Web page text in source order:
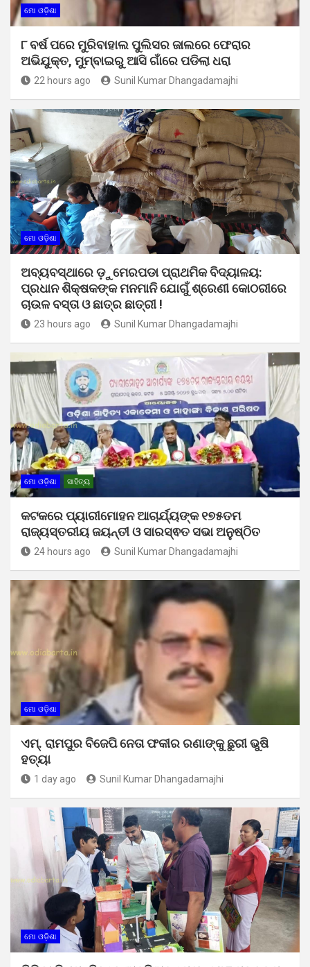
ମୋ ଓଡ଼ିଶା
୮ ବର୍ଷ ପରେ ମୁରିବାହାଲ ପୁଲିସର ଜାଲରେ ଫେରାର
ଅଭିଯୁକ୍ତ, ମୁମ୍ବାଇରୁ ଆସି ଗାଁରେ ପଡିଲା ଧରା
22 hours ago Sunil Kumar Dhangadamajhi
ମୋ ଓଡ଼ିଶା
ଅବ୍ୟବସ୍ଥାରେ ଡ଼ୁମେରପଡା ପ୍ରାଥମିକ ବିଦ୍ୟାଳୟ:
ପ୍ରଧାନ ଶିକ୍ଷକଙ୍କ ମନମାନି ଯୋଗୁଁ ଶ୍ରେଣୀ କୋଠରୀରେ
ଚାଉଳ ବସ୍ତା ଓ ଛାତ୍ର ଛାତ୍ରୀ !
23 hours ago Sunil Kumar Dhangadamajhi
ମୋ ଓଡ଼ିଶା ସାହିତ୍ୟ
କଟକରେ ପ୍ୟାରୀମୋହନ ଆଚାର୍ଯ୍ୟଙ୍କ ୧୭୫ତମ
ରାଜ୍ୟସ୍ତରୀୟ ଜୟନ୍ତୀ ଓ ସାରସ୍ଵତ ସଭା ଅନୁଷ୍ଠିତ
24 hours ago Sunil Kumar Dhangadamajhi
ମୋ ଓଡ଼ିଶା
ଏମ୍. ରାମପୁର ବିଜେପି ନେତା ଫକୀର ରଣାଙ୍କୁ ଛୁରୀ ଭୁଷି
ହତ୍ୟା
1 day ago Sunil Kumar Dhangadamajhi
ମୋ ଓଡ଼ିଶା